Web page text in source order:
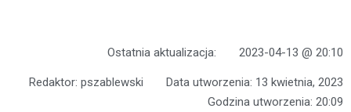
Ostatnia aktualizacja: 2023-04-13 @ 20:10
Redaktor: pszablewski Data utworzenia: 13 kwietnia, 2023
Godzina utworzenia: 20:09